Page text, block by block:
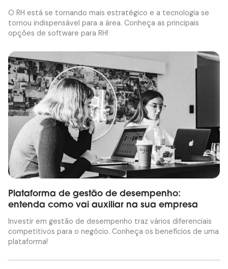
O RH está se tornando mais estratégico e a tecnologia se
tornou indispensável para a área. Conheça as principais
opções de software para RH!
Plataforma de gestão de desempenho:
entenda como vai auxiliar na sua empresa
Investir em gestão de desempenho traz vários diferenciais
competitivos para o negócio. Conheça os benefícios de uma
plataforma!